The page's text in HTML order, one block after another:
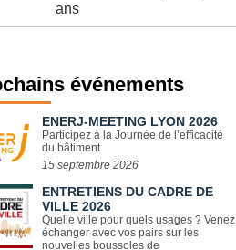
ans
événements
ENERJ-MEETING LYON 2026
Participez à la Journée de l’efficacité
du bâtiment
15 septembre 2026
ENTRETIENS DU CADRE DE
VILLE 2026
Quelle ville pour quels usages ? Venez
échanger avec vos pairs sur les
nouvelles boussoles de